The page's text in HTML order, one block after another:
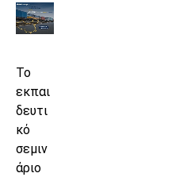
Το
εκπαι
δευτι
κό
σεμιν
άριο